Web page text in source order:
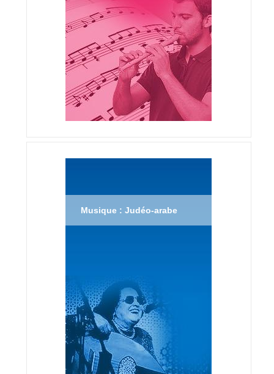
Musique : Judéo-arabe